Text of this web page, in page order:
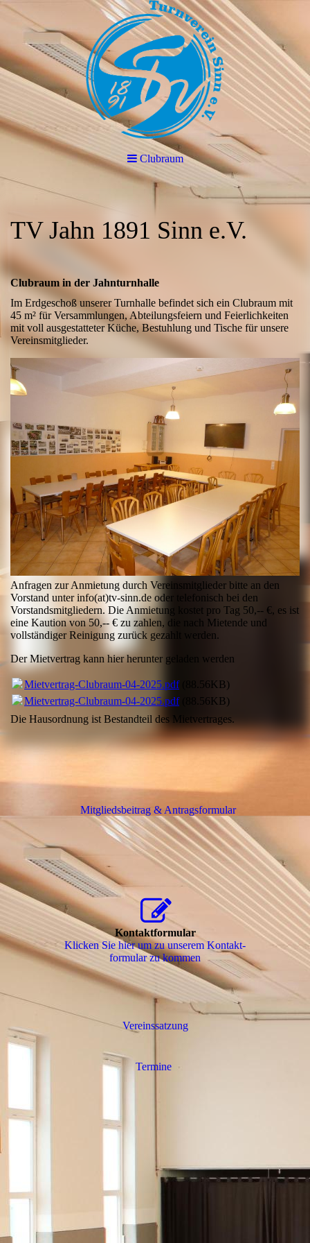
Clubraum
TV Jahn 1891 Sinn e.V.
Clubraum in der Jahnturnhalle
Im Erdgeschoß unserer Turnhalle befindet sich ein Clubraum mit
45 m² für Versammlungen, Abteilungsfeiern und Feierlichkeiten
mit voll ausgestatteter Küche, Bestuhlung und Tische für unsere
Vereinsmitglieder.
Anfragen zur Anmietung durch Vereinsmitglieder bitte an den
Vorstand unter info(at)tv-sinn.de oder telefonisch bei den
Vorstandsmitgliedern. Die Anmietung kostet pro Tag 50,-- €, es ist
eine Kaution von 50,-- € zu zahlen, die nach Mietende und
vollständiger Reinigung zurück gezahlt werden.
Der Mietvertrag kann hier herunter geladen werden
Mietvertrag-Clubraum-04-2025.pdf(88.56KB)
Mietvertrag-Clubraum-04-2025.pdf(88.56KB)
Die Hausordnung ist Bestandteil des Mietvertrages.
Mitgliedsbeitrag & Antragsformular
Kontaktformular
Klicken Sie hier um zu unserem Kon­takt­
for­mu­lar zu kommen
Vereinssatzung
Termine